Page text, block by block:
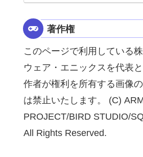
著作権
このページで利用している
ウェア・エニックスを代表
作者が権利を所有する画像
は禁止いたします。 (C)
PROJECT/BIRD STUDIO/
All Rights Reserved.